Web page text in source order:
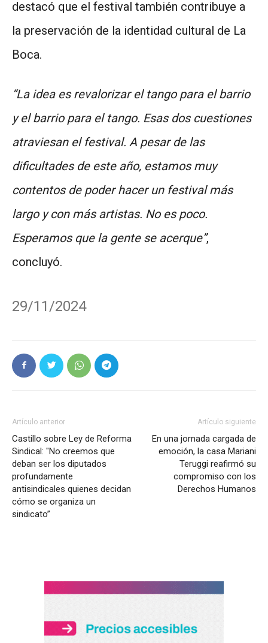
destacó que el festival también contribuye a
la preservación de la identidad cultural de La
Boca.
“La idea es revalorizar el tango para el barrio
y el barrio para el tango. Esas dos cuestiones
atraviesan el festival. A pesar de las
dificultades de este año, estamos muy
contentos de poder hacer un festival más
largo y con más artistas. No es poco.
Esperamos que la gente se acerque”,
concluyó.
29/11/2024
Artículo anterior
Castillo sobre Ley de Reforma
Sindical: "No creemos que
deban ser los diputados
profundamente
antisindicales quienes decidan
cómo se organiza un
sindicato”
Artículo siguiente
En una jornada cargada de
emoción, la casa Mariani
Teruggi reafirmó su
compromiso con los
Derechos Humanos